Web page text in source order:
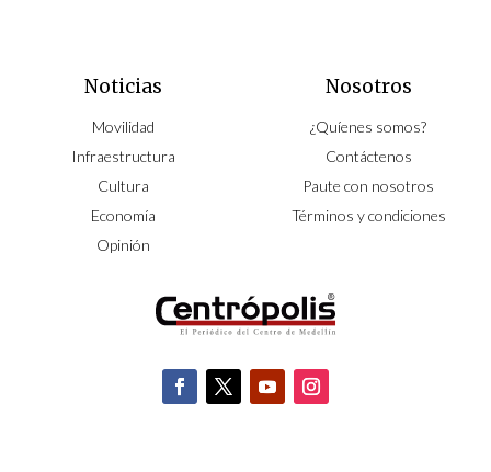
Noticias
Movilidad
Infraestructura
Cultura
Economía
Opinión
Nosotros
¿Quíenes somos?
Contáctenos
Paute con nosotros
Términos y condiciones